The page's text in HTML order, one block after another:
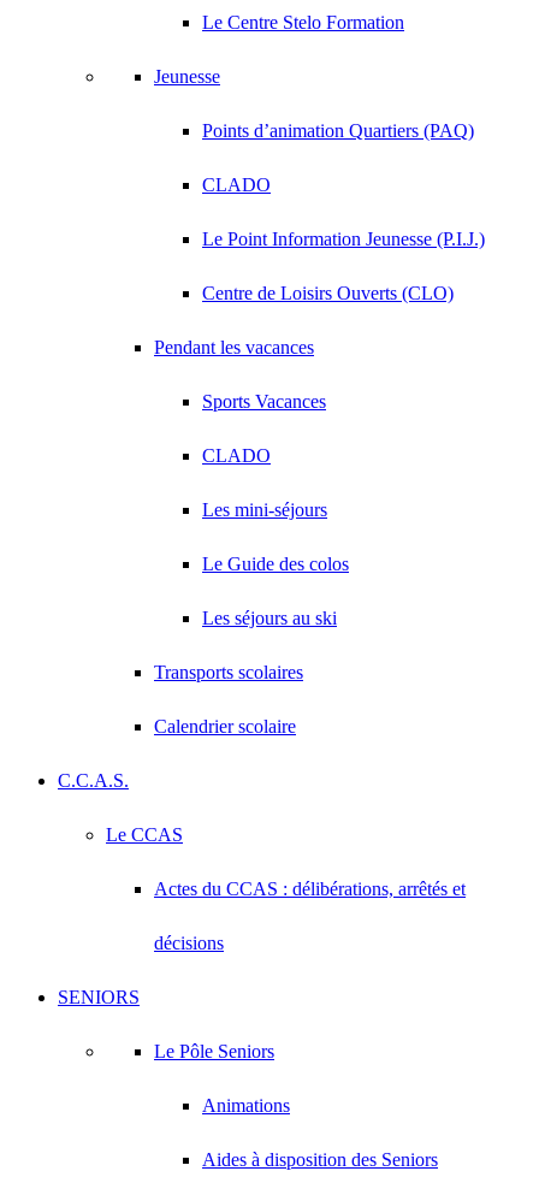
Le Centre Stelo Formation
Jeunesse
Points d’animation Quartiers (PAQ)
CLADO
Le Point Information Jeunesse (P.I.J.)
Centre de Loisirs Ouverts (CLO)
Pendant les vacances
Sports Vacances
CLADO
Les mini-séjours
Le Guide des colos
Les séjours au ski
Transports scolaires
Calendrier scolaire
C.C.A.S.
Le CCAS
Actes du CCAS : délibérations, arrêtés et
décisions
SENIORS
Le Pôle Seniors
Animations
Aides à disposition des Seniors